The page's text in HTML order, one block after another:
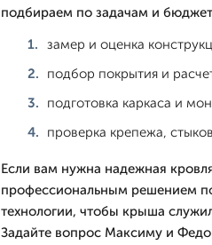
подбираем по задачам и
замер и оценка
подбор покрытия и
подготовка каркаса и
проверка крепежа,
Если вам нужна надежная
профессиональным решением
технологии, чтобы крыша
Задайте вопрос Максиму и